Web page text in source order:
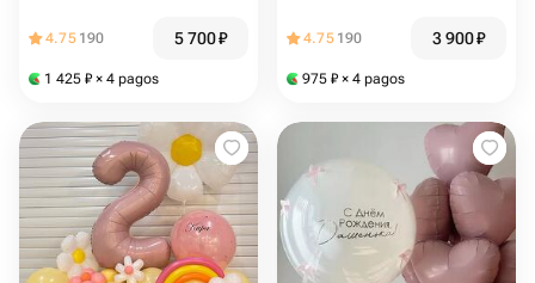
4.75 190 5 700₽
1 425 ₽ × 4 pagos
4.75 190 3 900₽
975 ₽ × 4 pagos